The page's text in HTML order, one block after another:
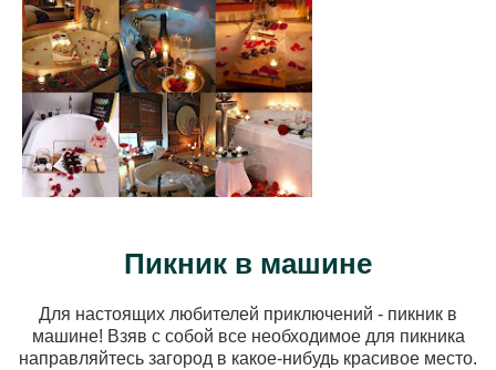
Пикник в машине
Для настоящих любителей приключений - пикник в
машине! Взяв с собой все необходимое для пикника
направляйтесь загород в какое-нибудь красивое место.